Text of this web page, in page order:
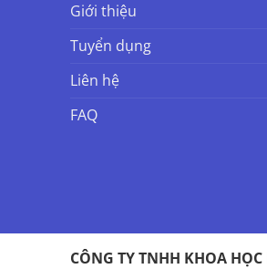
Giới thiệu
Tuyển dụng
Liên hệ
FAQ
CÔNG TY TNHH KHOA